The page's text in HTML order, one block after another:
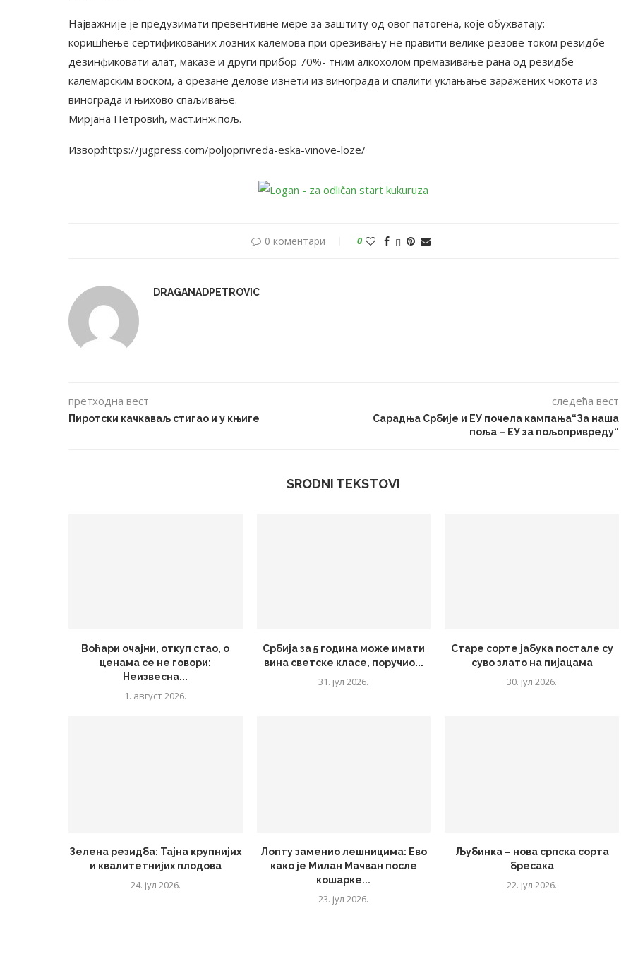
Најважније је предузимати превентивне мере за заштиту од овог патогена, које обухватају:
коришћење сертификованих лозних калемова при орезивању не правити велике резове током резидбе
дезинфиковати алат, маказе и други прибор 70%- тним алкохолом премазивање рана од резидбе
калемарским воском, а орезане делове изнети из винограда и спалити уклањање заражених чокота из
винограда и њихово спаљивање.
Мирјана Петровић, маст.инж.пољ.
Извор:https://jugpress.com/poljoprivreda-eska-vinove-loze/
0 коментари 0
DRAGANADPETROVIC
претходна вест
Пиротски качкаваљ стигао и у књиге
следећа вест
Сарадња Србије и ЕУ почела кампања“За наша
поља – ЕУ за пољопривреду“
SRODNI TEKSTOVI
Воћари очајни, откуп стао, о
ценама се не говори:
Неизвесна...
1. август 2026.
Србија за 5 година може имати
вина светске класе, поручио...
31. јул 2026.
Старе сорте јабука постале су
суво злато на пијацама
30. јул 2026.
Зелена резидба: Тајна крупнијих
и квалитетнијих плодова
24. јул 2026.
Лопту заменио лешницима: Ево
како је Милан Мачван после
кошарке...
23. јул 2026.
Љубинка – нова српска сорта
бресака
22. јул 2026.